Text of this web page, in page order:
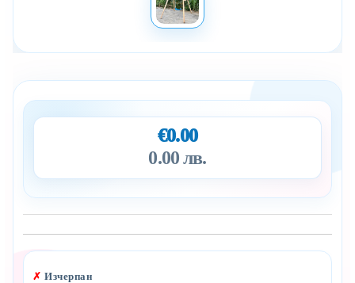
€0.00
0.00 лв.
✗ Изчерпан